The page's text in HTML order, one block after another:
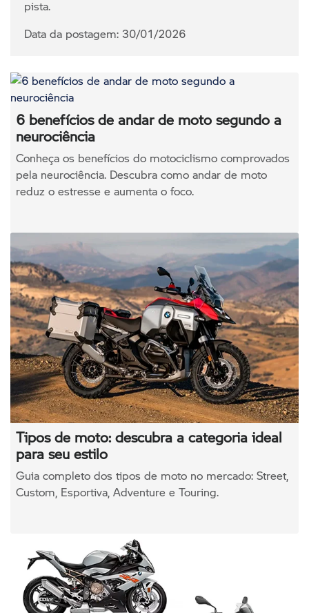
pista.
Data da postagem: 30/01/2026
6 benefícios de andar de moto segundo a
neurociência
Conheça os benefícios do motociclismo comprovados
pela neurociência. Descubra como andar de moto
reduz o estresse e aumenta o foco.
Tipos de moto: descubra a categoria ideal
para seu estilo
Guia completo dos tipos de moto no mercado: Street,
Custom, Esportiva, Adventure e Touring.